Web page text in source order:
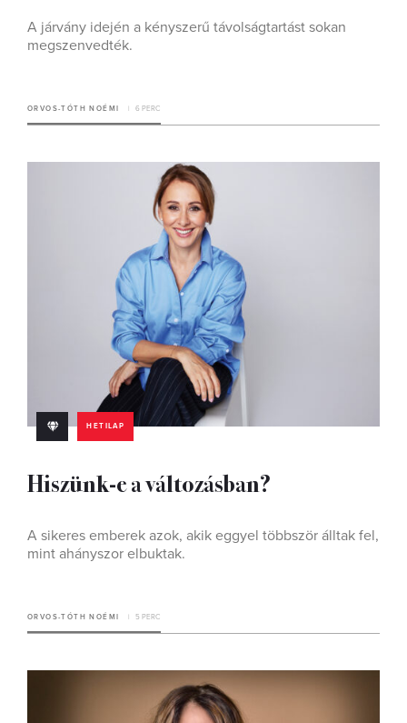
A járvány idején a kényszerű távolságtartást sokan
megszenvedték.
ORVOS-TÓTH NOÉMI 6 PERC
HETILAP
Hiszünk-e a változásban?
A sikeres emberek azok, akik eggyel többször álltak fel,
mint ahányszor elbuktak.
ORVOS-TÓTH NOÉMI 5 PERC